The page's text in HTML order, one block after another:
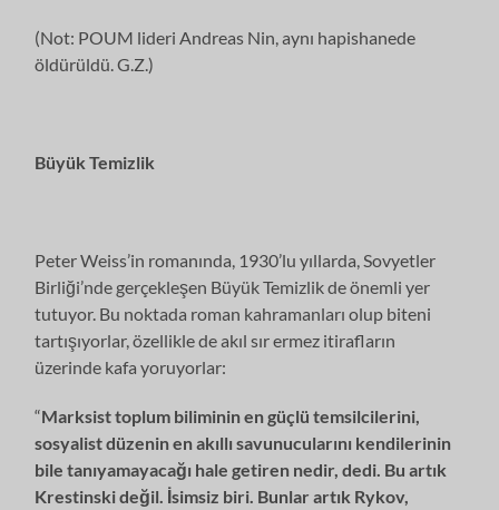
(Not: POUM lideri Andreas Nin, aynı hapishanede
öldürüldü. G.Z.)
Büyük Temizlik
Peter Weiss’in romanında, 1930’lu yıllarda, Sovyetler
Birliği’nde gerçekleşen Büyük Temizlik de önemli yer
tutuyor. Bu noktada roman kahramanları olup biteni
tartışıyorlar, özellikle de akıl sır ermez itirafların
üzerinde kafa yoruyorlar:
“Marksist toplum biliminin en güçlü temsilcilerini,
sosyalist düzenin en akıllı savunucularını kendilerinin
bile tanıyamayacağı hale getiren nedir, dedi. Bu artık
Krestinski değil. İsimsiz biri. Bunlar artık Rykov,